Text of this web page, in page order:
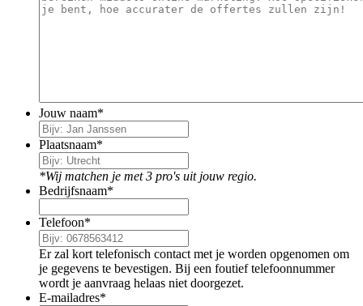
Jouw naam*
Plaatsnaam*
*Wij matchen je met 3 pro's uit jouw regio.
Bedrijfsnaam*
Telefoon*
Er zal kort telefonisch contact met je worden opgenomen om
je gegevens te bevestigen. Bij een foutief telefoonnummer
wordt je aanvraag helaas niet doorgezet.
E-mailadres*